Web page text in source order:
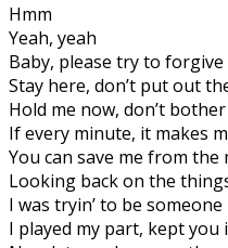
Hmm
Yeah, yeah
Baby, please try to forgive
Stay here, don’t put out
Hold me now, don’t bother
If every minute, it makes
You can save me from the
Looking back on the
I was tryin’ to be someone
I played my part, kept you